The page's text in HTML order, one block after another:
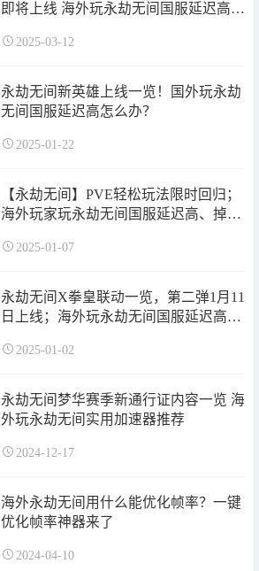
即将上线 海外玩永劫无间国服延迟高怎
2025-03-12
永劫无间新英雄上线一览！国外玩永劫
无间国服延迟高怎么办？
2025-01-22
【永劫无间】PVE轻松玩法限时回归；
海外玩家玩永劫无间国服延迟高、掉线
2025-01-07
永劫无间X拳皇联动一览，第二弹1月11
日上线；海外玩永劫无间国服延迟高怎
2025-01-02
永劫无间梦华赛季新通行证内容一览 海
外玩永劫无间实用加速器推荐
2024-12-17
海外永劫无间用什么能优化帧率？一键
优化帧率神器来了
2024-04-10